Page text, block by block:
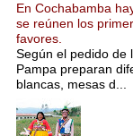
En Cochabamba
se reúnen los
favores.
Según el pedido de
Pampa preparan
blancas, mesas d...